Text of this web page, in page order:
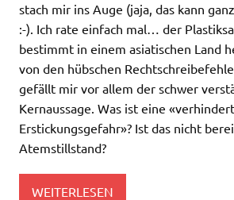
stach mir ins Auge (jaja, das kann
:-). Ich rate einfach mal… der
bestimmt in einem asiatischen Land
von den hübschen
gefällt mir vor allem der schwer
Kernaussage. Was ist eine
Erstickungsgefahr»? Ist das nicht
Atemstillstand?
WEITERLESEN